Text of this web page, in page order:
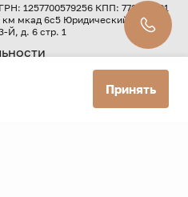
1257700579256 КПП: 772601001
мкад 6с5 Юридический адрес:
Й, д. 6 стр. 1
исключительно
ни при каких условиях не
Принять